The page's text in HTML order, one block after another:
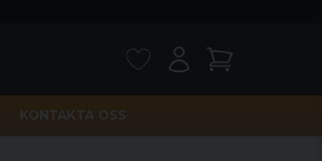
KONTAKTA OSS